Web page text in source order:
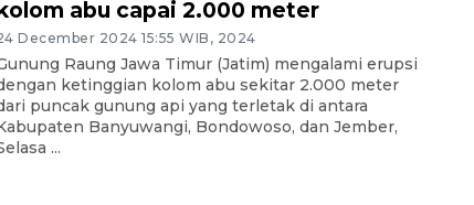
abu capai 2.000 meter
December 2024 15:55 WIB, 2024
Raung Jawa Timur (Jatim) mengalami erupsi
ketinggian kolom abu sekitar 2.000 meter
puncak gunung api yang terletak di antara
Banyuwangi, Bondowoso, dan Jember,
...